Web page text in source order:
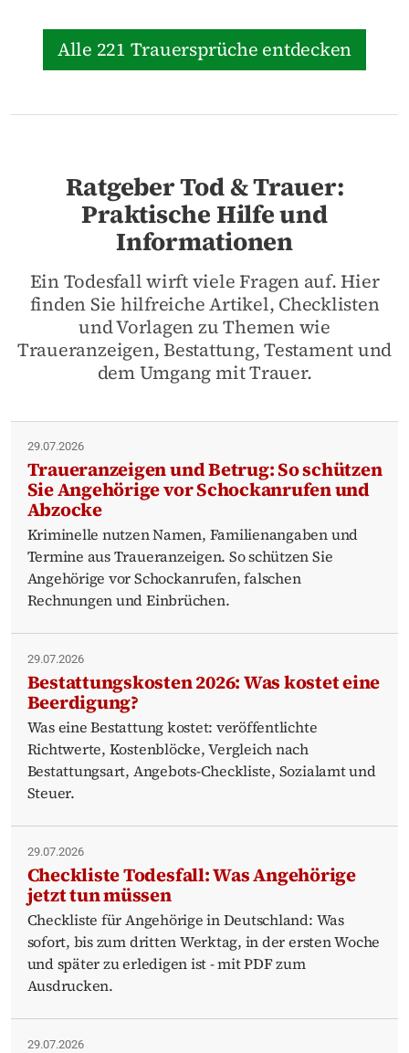
Alle 221 Trauersprüche entdecken
Ratgeber Tod & Trauer:
Praktische Hilfe und
Informationen
Ein Todesfall wirft viele Fragen auf. Hier
finden Sie hilfreiche Artikel, Checklisten
und Vorlagen zu Themen wie
Traueranzeigen, Bestattung, Testament und
dem Umgang mit Trauer.
29.07.2026
Traueranzeigen und Betrug: So schützen
Sie Angehörige vor Schockanrufen und
Abzocke
Kriminelle nutzen Namen, Familienangaben und
Termine aus Traueranzeigen. So schützen Sie
Angehörige vor Schockanrufen, falschen
Rechnungen und Einbrüchen.
29.07.2026
Bestattungskosten 2026: Was kostet eine
Beerdigung?
Was eine Bestattung kostet: veröffentlichte
Richtwerte, Kostenblöcke, Vergleich nach
Bestattungsart, Angebots-Checkliste, Sozialamt und
Steuer.
29.07.2026
Checkliste Todesfall: Was Angehörige
jetzt tun müssen
Checkliste für Angehörige in Deutschland: Was
sofort, bis zum dritten Werktag, in der ersten Woche
und später zu erledigen ist - mit PDF zum
Ausdrucken.
29.07.2026